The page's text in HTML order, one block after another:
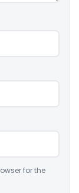
for the